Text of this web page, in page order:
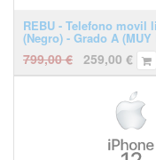
REBU - Telefono movil
(Negro) - Grado A (MUY
799,00€ 259,00 €